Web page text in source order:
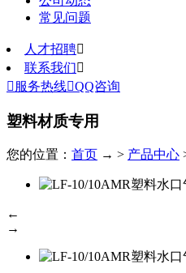
常见问题
人才招聘
联系我们
 服务热线QQ咨询
塑料材质专用
您的位置： 首页 → > 产品中心
←
→